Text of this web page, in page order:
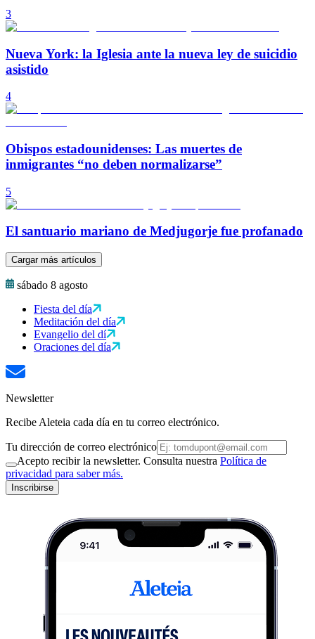
3
Nueva York: la Iglesia ante la nueva ley de suicidio
asistido
4
Obispos estadounidenses: Las muertes de
inmigrantes “no deben normalizarse”
5
El santuario mariano de Medjugorje fue profanado
Cargar más artículos
sábado 8 agosto
Fiesta del día
Meditación del día
Evangelio del dí
Oraciones del día
Newsletter
Recibe Aleteia cada día en tu correo electrónico.
Tu dirección de correo electrónico
Acepto recibir la newsletter. Consulta nuestra Política de
privacidad para saber más.
Inscribirse